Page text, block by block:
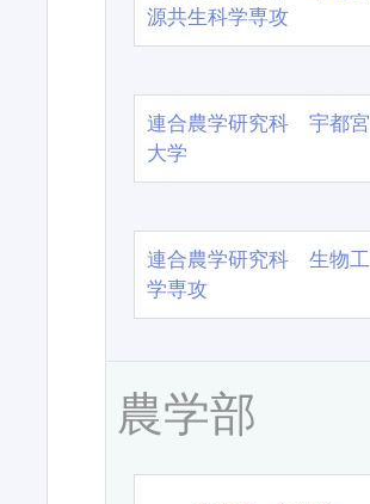
源共生科学専攻
連合農学研究科 宇都宮
大学
連合農学研究科 生物工
学専攻
農学部